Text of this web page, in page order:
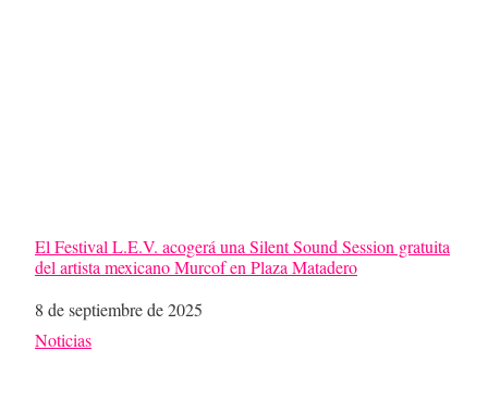
El Festival L.E.V. acogerá una Silent Sound Session gratuita
del artista mexicano Murcof en Plaza Matadero
Fecha
8 de septiembre de 2025
Respecto a
Noticias